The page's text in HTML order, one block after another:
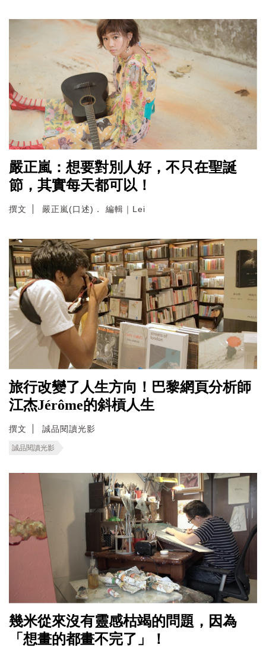
嚴正嵐：想要對別人好，不只在聖誕
節，其實每天都可以！
撰文 嚴正嵐(口述)． 編輯｜Lei
旅行改變了人生方向！巴黎網頁分析師
江杰Jérôme的斜槓人生
撰文 誠品閱讀光影
誠品閱讀光影
幾米從來沒有靈感枯竭的問題，因為
「想畫的都畫不完了」！